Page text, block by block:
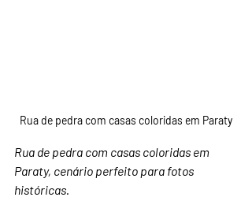
Rua de pedra com casas coloridas em Paraty
Rua de pedra com casas coloridas em
Paraty, cenário perfeito para fotos
históricas.